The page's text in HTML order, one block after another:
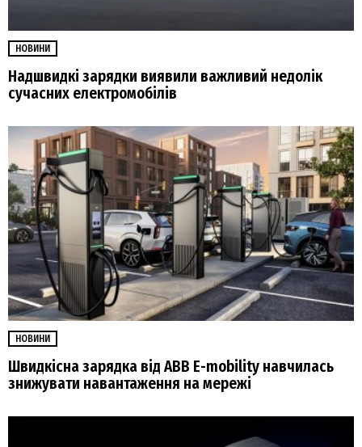
НОВИНИ
Надшвидкі зарядки виявили важливий недолік
сучасних електромобілів
НОВИНИ
Швидкісна зарядка від ABB E-mobility навчилась
знижувати навантаження на мережі